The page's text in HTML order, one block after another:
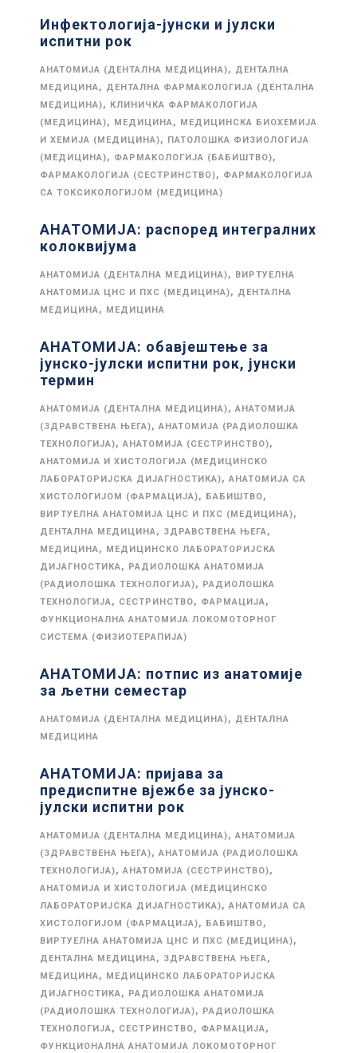
Инфектологија-јунски и јулски
испитни рок
АНАТОМИЈА (ДЕНТАЛНА МЕДИЦИНА), ДЕНТАЛНА
МЕДИЦИНА, ДЕНТАЛНА ФАРМАКОЛОГИЈА (ДЕНТАЛНА
МЕДИЦИНА), КЛИНИЧКА ФАРМАКОЛОГИЈА
(МЕДИЦИНА), МЕДИЦИНА, МЕДИЦИНСКА БИОХЕМИЈА
И ХЕМИЈА (МЕДИЦИНА), ПАТОЛОШКА ФИЗИОЛОГИЈА
(МЕДИЦИНА), ФАРМАКОЛОГИЈА (БАБИШТВО),
ФАРМАКОЛОГИЈА (СЕСТРИНСТВО), ФАРМАКОЛОГИЈА
СА ТОКСИКОЛОГИЈОМ (МЕДИЦИНА)
АНАТОМИЈА: распоред интегралних
колоквијума
АНАТОМИЈА (ДЕНТАЛНА МЕДИЦИНА), ВИРТУЕЛНА
АНАТОМИЈА ЦНС И ПХС (МЕДИЦИНА), ДЕНТАЛНА
МЕДИЦИНА, МЕДИЦИНА
АНАТОМИЈА: обавјештење за
јунско-јулски испитни рок, јунски
термин
АНАТОМИЈА (ДЕНТАЛНА МЕДИЦИНА), АНАТОМИЈА
(ЗДРАВСТВЕНА ЊЕГА), АНАТОМИЈА (РАДИОЛОШКА
ТЕХНОЛОГИЈА), АНАТОМИЈА (СЕСТРИНСТВО),
АНАТОМИЈА И ХИСТОЛОГИЈА (МЕДИЦИНСКО
ЛАБОРАТОРИЈСКА ДИЈАГНОСТИКА), АНАТОМИЈА СА
ХИСТОЛОГИЈОМ (ФАРМАЦИЈА), БАБИШТВО,
ВИРТУЕЛНА АНАТОМИЈА ЦНС И ПХС (МЕДИЦИНА),
ДЕНТАЛНА МЕДИЦИНА, ЗДРАВСТВЕНА ЊЕГА,
МЕДИЦИНА, МЕДИЦИНСКО ЛАБОРАТОРИЈСКА
ДИЈАГНОСТИКА, РАДИОЛОШКА АНАТОМИЈА
(РАДИОЛОШКА ТЕХНОЛОГИЈА), РАДИОЛОШКА
ТЕХНОЛОГИЈА, СЕСТРИНСТВО, ФАРМАЦИЈА,
ФУНКЦИОНАЛНА АНАТОМИЈА ЛОКОМОТОРНОГ
СИСТЕМА (ФИЗИОТЕРАПИЈА)
АНАТОМИЈА: потпис из анатомије
за љетни семестар
АНАТОМИЈА (ДЕНТАЛНА МЕДИЦИНА), ДЕНТАЛНА
МЕДИЦИНА
АНАТОМИЈА: пријава за
предиспитне вјежбе за јунско-
јулски испитни рок
АНАТОМИЈА (ДЕНТАЛНА МЕДИЦИНА), АНАТОМИЈА
(ЗДРАВСТВЕНА ЊЕГА), АНАТОМИЈА (РАДИОЛОШКА
ТЕХНОЛОГИЈА), АНАТОМИЈА (СЕСТРИНСТВО),
АНАТОМИЈА И ХИСТОЛОГИЈА (МЕДИЦИНСКО
ЛАБОРАТОРИЈСКА ДИЈАГНОСТИКА), АНАТОМИЈА СА
ХИСТОЛОГИЈОМ (ФАРМАЦИЈА), БАБИШТВО,
ВИРТУЕЛНА АНАТОМИЈА ЦНС И ПХС (МЕДИЦИНА),
ДЕНТАЛНА МЕДИЦИНА, ЗДРАВСТВЕНА ЊЕГА,
МЕДИЦИНА, МЕДИЦИНСКО ЛАБОРАТОРИЈСКА
ДИЈАГНОСТИКА, РАДИОЛОШКА АНАТОМИЈА
(РАДИОЛОШКА ТЕХНОЛОГИЈА), РАДИОЛОШКА
ТЕХНОЛОГИЈА, СЕСТРИНСТВО, ФАРМАЦИЈА,
ФУНКЦИОНАЛНА АНАТОМИЈА ЛОКОМОТОРНОГ